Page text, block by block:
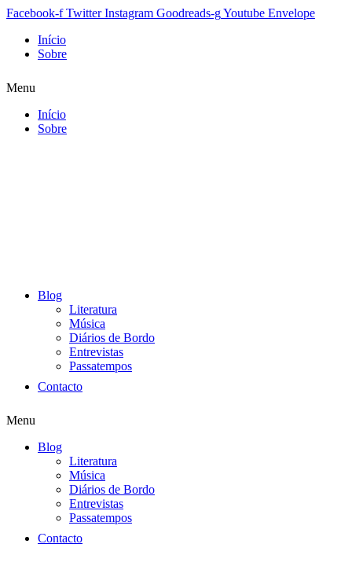
Facebook-f Twitter Instagram Goodreads-gYoutube Envelope
Início
Sobre
Menu
Início
Sobre
Blog
Literatura
Música
Diários de Bordo
Entrevistas
Passatempos
Contacto
Menu
Blog
Literatura
Música
Diários de Bordo
Entrevistas
Passatempos
Contacto